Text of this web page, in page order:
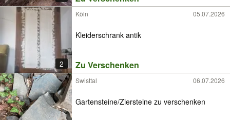
2
Köln 05.07.2026
Kleiderschrank antik
Zu Verschenken
Swisttal 06.07.2026
Gartensteine/Ziersteine zu verschenken